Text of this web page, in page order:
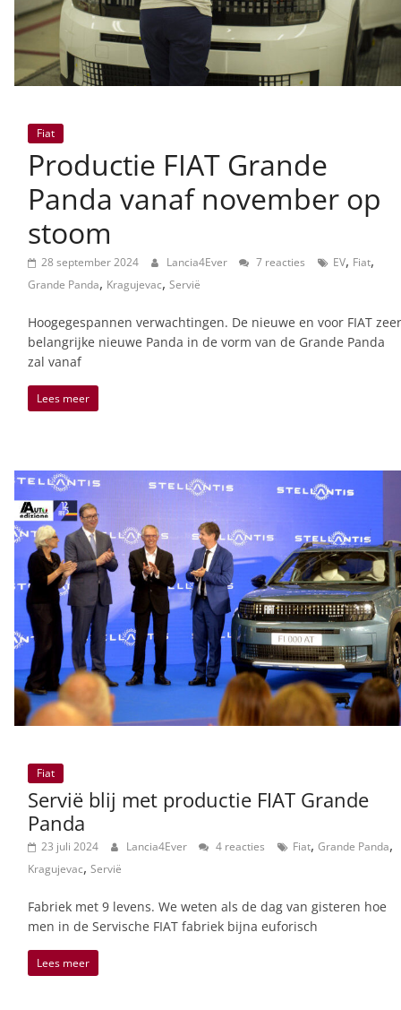
Fiat
Productie FIAT Grande
Panda vanaf november op
stoom
28 september 2024 Lancia4Ever 7 reacties EV, Fiat,
Grande Panda, Kragujevac, Servië
Hoogegespannen verwachtingen. De nieuwe en voor FIAT zeer
belangrijke nieuwe Panda in de vorm van de Grande Panda
zal vanaf
Lees meer
Fiat
Servië blij met productie FIAT Grande
Panda
23 juli 2024 Lancia4Ever 4 reacties Fiat, Grande Panda,
Kragujevac, Servië
Fabriek met 9 levens. We weten als de dag van gisteren hoe
men in de Servische FIAT fabriek bijna euforisch
Lees meer